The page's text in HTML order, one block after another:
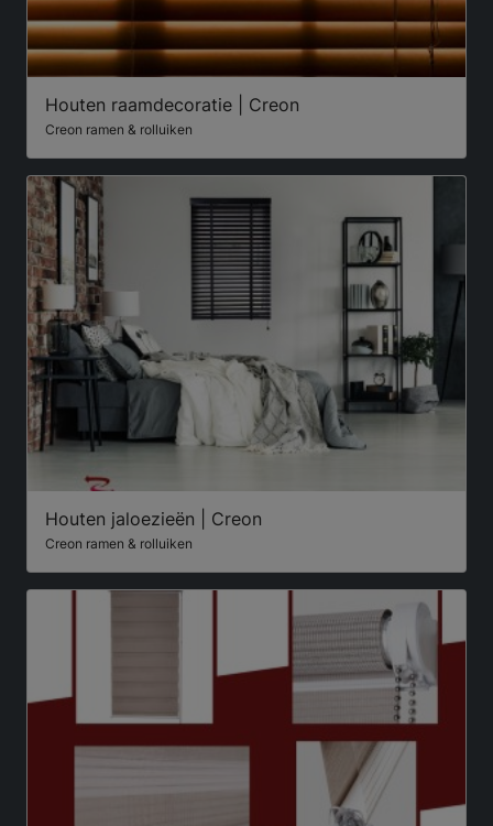
Houten raamdecoratie | Creon
Creon ramen & rolluiken
Houten jaloezieën | Creon
Creon ramen & rolluiken